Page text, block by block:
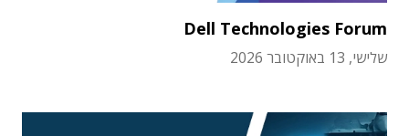
Dell Technologies Forum
שלישי, 13 באוקטובר 2026